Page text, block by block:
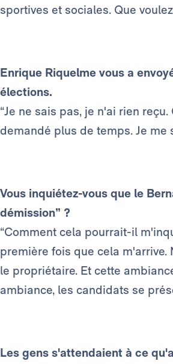
sportives et sociales. Que
Enrique Riquelme vous a
élections.
“Je ne sais pas, je n'ai rien
demandé plus de temps. Je me
Vous inquiétez-vous que le
démission” ?
“Comment cela pourrait-il
première fois que cela
le propriétaire. Et cette
ambiance, les candidats se
Les gens s'attendaient à ce